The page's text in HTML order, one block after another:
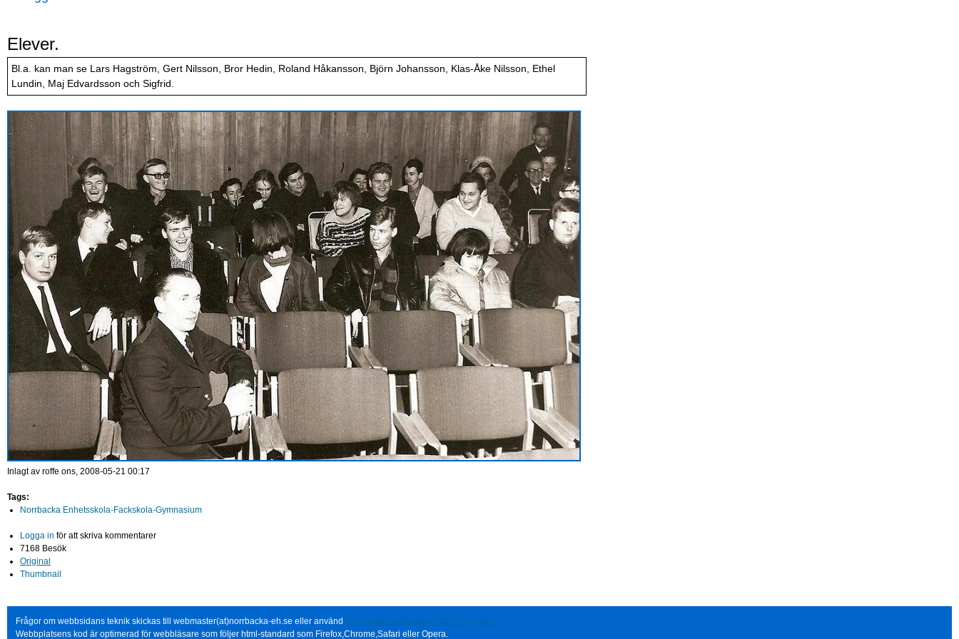
Elever.
Bl.a. kan man se Lars Hagström, Gert Nilsson, Bror Hedin, Roland Håkansson, Björn Johansson, Klas-Åke Nilsson, Ethel
Lundin, Maj Edvardsson och Sigfrid.
Inlagt av roffe ons, 2008-05-21 00:17
Tags:
Norrbacka Enhetsskola-Fackskola-Gymnasium
Logga in för att skriva kommentarer
7168 Besök
Original
Thumbnail
Frågor om webbsidans teknik skickas till webmaster(at)norrbacka-eh.se eller använd http://www.norrbacka-eh.se/?q=contact
Webbplatsens kod är optimerad för webbläsare som följer html-standard som Firefox,Chrome,Safari eller Opera.